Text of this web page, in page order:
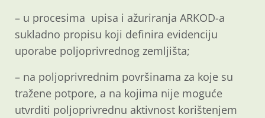
– u procesima upisa i ažuriranja ARKOD-a
sukladno propisu koji definira evidenciju
uporabe poljoprivrednog zemljišta;
– na poljoprivrednim površinama za koje su
tražene potpore, a na kojima nije moguće
utvrditi poljoprivrednu aktivnost korištenjem